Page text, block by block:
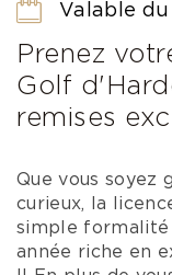
Valable
Prenez
Golf
remises
Que vous soyez
curieux, la
simple formalité
année riche en